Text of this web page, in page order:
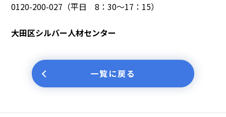
0120-200-027（平日 8：30～17：15）
大田区シルバー人材センター
一覧に戻る